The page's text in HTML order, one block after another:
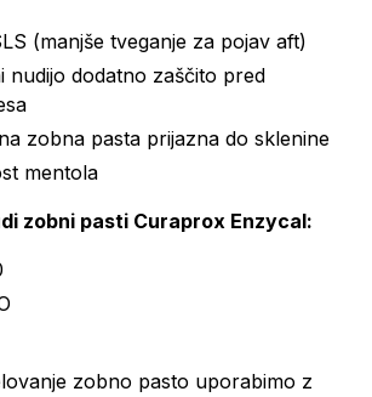
(manjše tveganje za pojav aft)
nudijo dodatno zaščito pred
zobna pasta prijazna do sklenine
mentola
zobni pasti Curaprox Enzycal:
zobno pasto uporabimo z